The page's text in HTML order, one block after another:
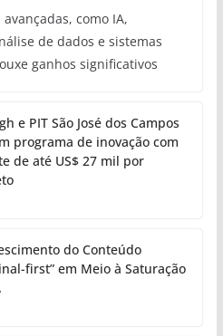
como IA,
de dados e sistemas
ganhos significativos
e PIT São José dos Campos
programa de inovação com
de até US$ 27 mil por
do Conteúdo
first” em Meio à Saturação